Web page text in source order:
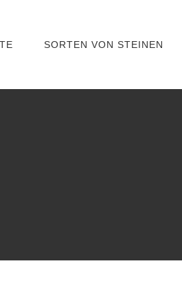
SORTEN VON STEINEN